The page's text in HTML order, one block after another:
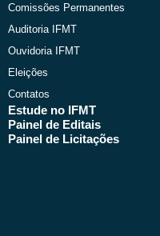
Comissões Permanentes
Auditoria IFMT
Ouvidoria IFMT
Eleições
Contatos
Estude no IFMT
Painel de Editais
Painel de Licitações